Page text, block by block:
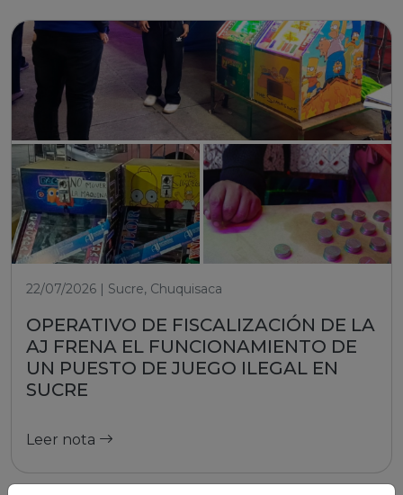
22/07/2026 | Sucre, Chuquisaca
OPERATIVO DE FISCALIZACIÓN DE LA
AJ FRENA EL FUNCIONAMIENTO DE
UN PUESTO DE JUEGO ILEGAL EN
SUCRE
Leer nota